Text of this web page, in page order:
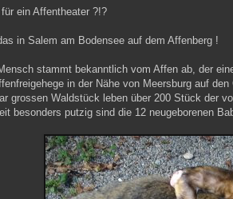
ein Affentheater ?!?
in Salem am Bodensee auf dem Affenberg !
stammt bekanntlich vom Affen ab, der
in der Nähe von Meersburg auf
grossen Waldstück leben über 200 Stück der
besonders putzig sind die 12 neugeborenen